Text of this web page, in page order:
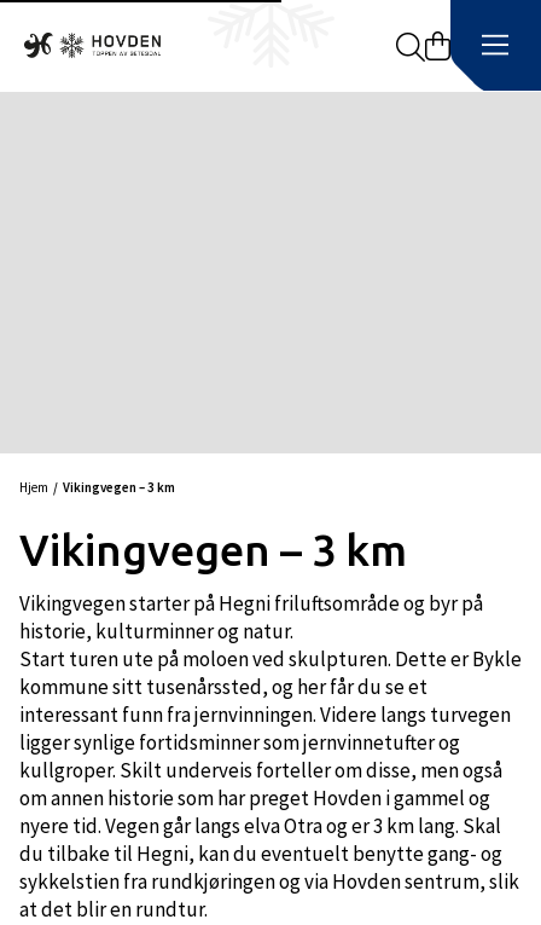
Search
Hjem Vikingvegen – 3 km
Vikingvegen – 3 km
Vikingvegen starter på Hegni friluftsområde og byr på
historie, kulturminner og natur.
Start turen ute på moloen ved skulpturen. Dette er Bykle
kommune sitt tusenårssted, og her får du se et
interessant funn fra jernvinningen. Videre langs turvegen
ligger synlige fortidsminner som jernvinnetufter og
kullgroper. Skilt underveis forteller om disse, men også
om annen historie som har preget Hovden i gammel og
nyere tid. Vegen går langs elva Otra og er 3 km lang. Skal
du tilbake til Hegni, kan du eventuelt benytte gang- og
sykkelstien fra rundkjøringen og via Hovden sentrum, slik
at det blir en rundtur.